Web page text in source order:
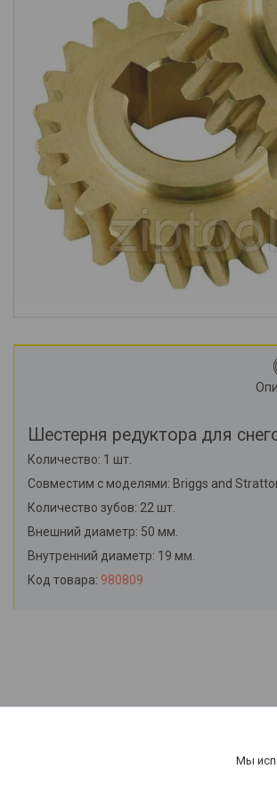
Шестерня редуктора для
Количество: 1 шт.
Совместим с моделями: Briggs and
Количество зубов: 22 шт.
Внешний диаметр: 50 мм.
Внутренний диаметр: 19 мм.
Код товара: 980809
Мы